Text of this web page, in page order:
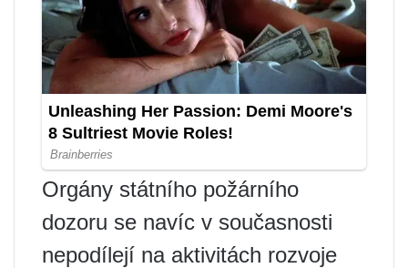
Orgány státního požárního
dozoru se navíc v současnosti
nepodílejí na aktivitách rozvoje